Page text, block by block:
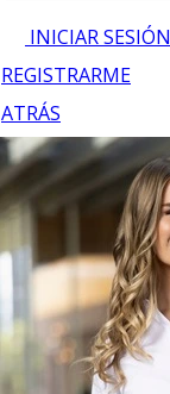
INICIAR SESIÓN
REGISTRARME
ATRÁS